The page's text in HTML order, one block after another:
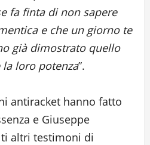
fa finta di non sapere
e che un giorno te
già dimostrato quello
la loro potenza”.
antiracket hanno fatto
e Giuseppe
altri testimoni di